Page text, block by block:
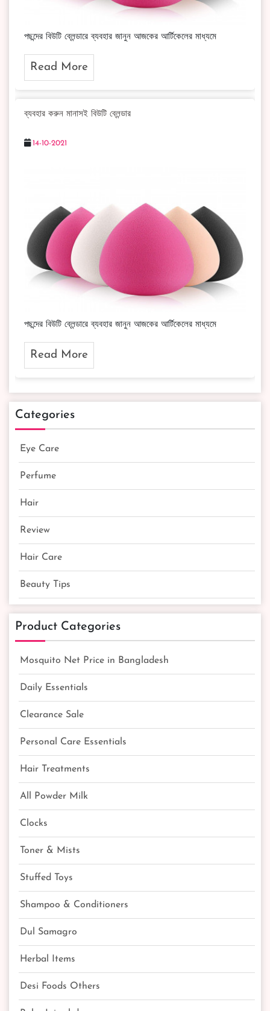
পছন্দের বিউটি ব্লেন্ডারে ব্যবহার জানুন আজকের আর্টিকেলের মাধ্যমে
Read More
ব্যবহার করুন মানাসই বিউটি ব্লেন্ডার
14-10-2021
পছন্দের বিউটি ব্লেন্ডারে ব্যবহার জানুন আজকের আর্টিকেলের মাধ্যমে
Read More
Categories
Eye Care
Perfume
Hair
Review
Hair Care
Beauty Tips
Product Categories
Mosquito Net Price in Bangladesh
Daily Essentials
Clearance Sale
Personal Care Essentials
Hair Treatments
All Powder Milk
Clocks
Toner & Mists
Stuffed Toys
Shampoo & Conditioners
Dul Samagro
Herbal Items
Desi Foods Others